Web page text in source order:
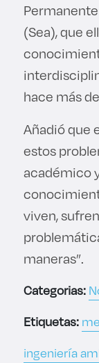
(Sea), que
hace más
Añadió que
estos
académico
viven,
maneras”.
Categorias:
Etiquetas:
ingeniería